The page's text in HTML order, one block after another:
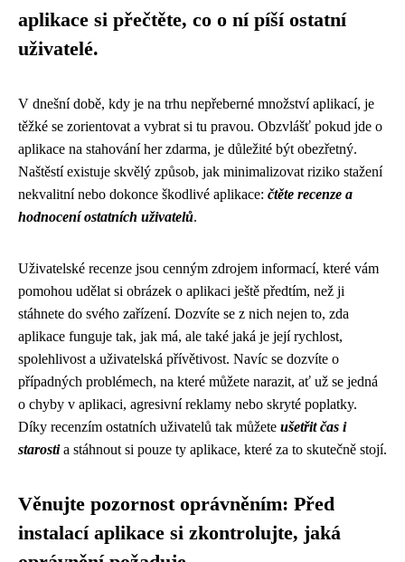
aplikace si přečtěte, co o ní píší ostatní
uživatelé.
V dnešní době, kdy je na trhu nepřeberné množství aplikací, je
těžké se zorientovat a vybrat si tu pravou. Obzvlášť pokud jde o
aplikace na stahování her zdarma, je důležité být obezřetný.
Naštěstí existuje skvělý způsob, jak minimalizovat riziko stažení
nekvalitní nebo dokonce škodlivé aplikace: čtěte recenze a
hodnocení ostatních uživatelů.
Uživatelské recenze jsou cenným zdrojem informací, které vám
pomohou udělat si obrázek o aplikaci ještě předtím, než ji
stáhnete do svého zařízení. Dozvíte se z nich nejen to, zda
aplikace funguje tak, jak má, ale také jaká je její rychlost,
spolehlivost a uživatelská přívětivost. Navíc se dozvíte o
případných problémech, na které můžete narazit, ať už se jedná
o chyby v aplikaci, agresivní reklamy nebo skryté poplatky.
Díky recenzím ostatních uživatelů tak můžete ušetřit čas i
starostia stáhnout si pouze ty aplikace, které za to skutečně stojí.
Věnujte pozornost oprávněním: Před
instalací aplikace si zkontrolujte, jaká